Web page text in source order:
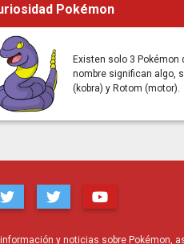
Pokémon
Existen solo 3 Pokémon
nombre significan algo,
(kobra) y Rotom (motor).
y noticias sobre Pokémon,